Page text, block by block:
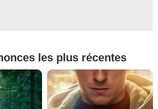
les plus récentes